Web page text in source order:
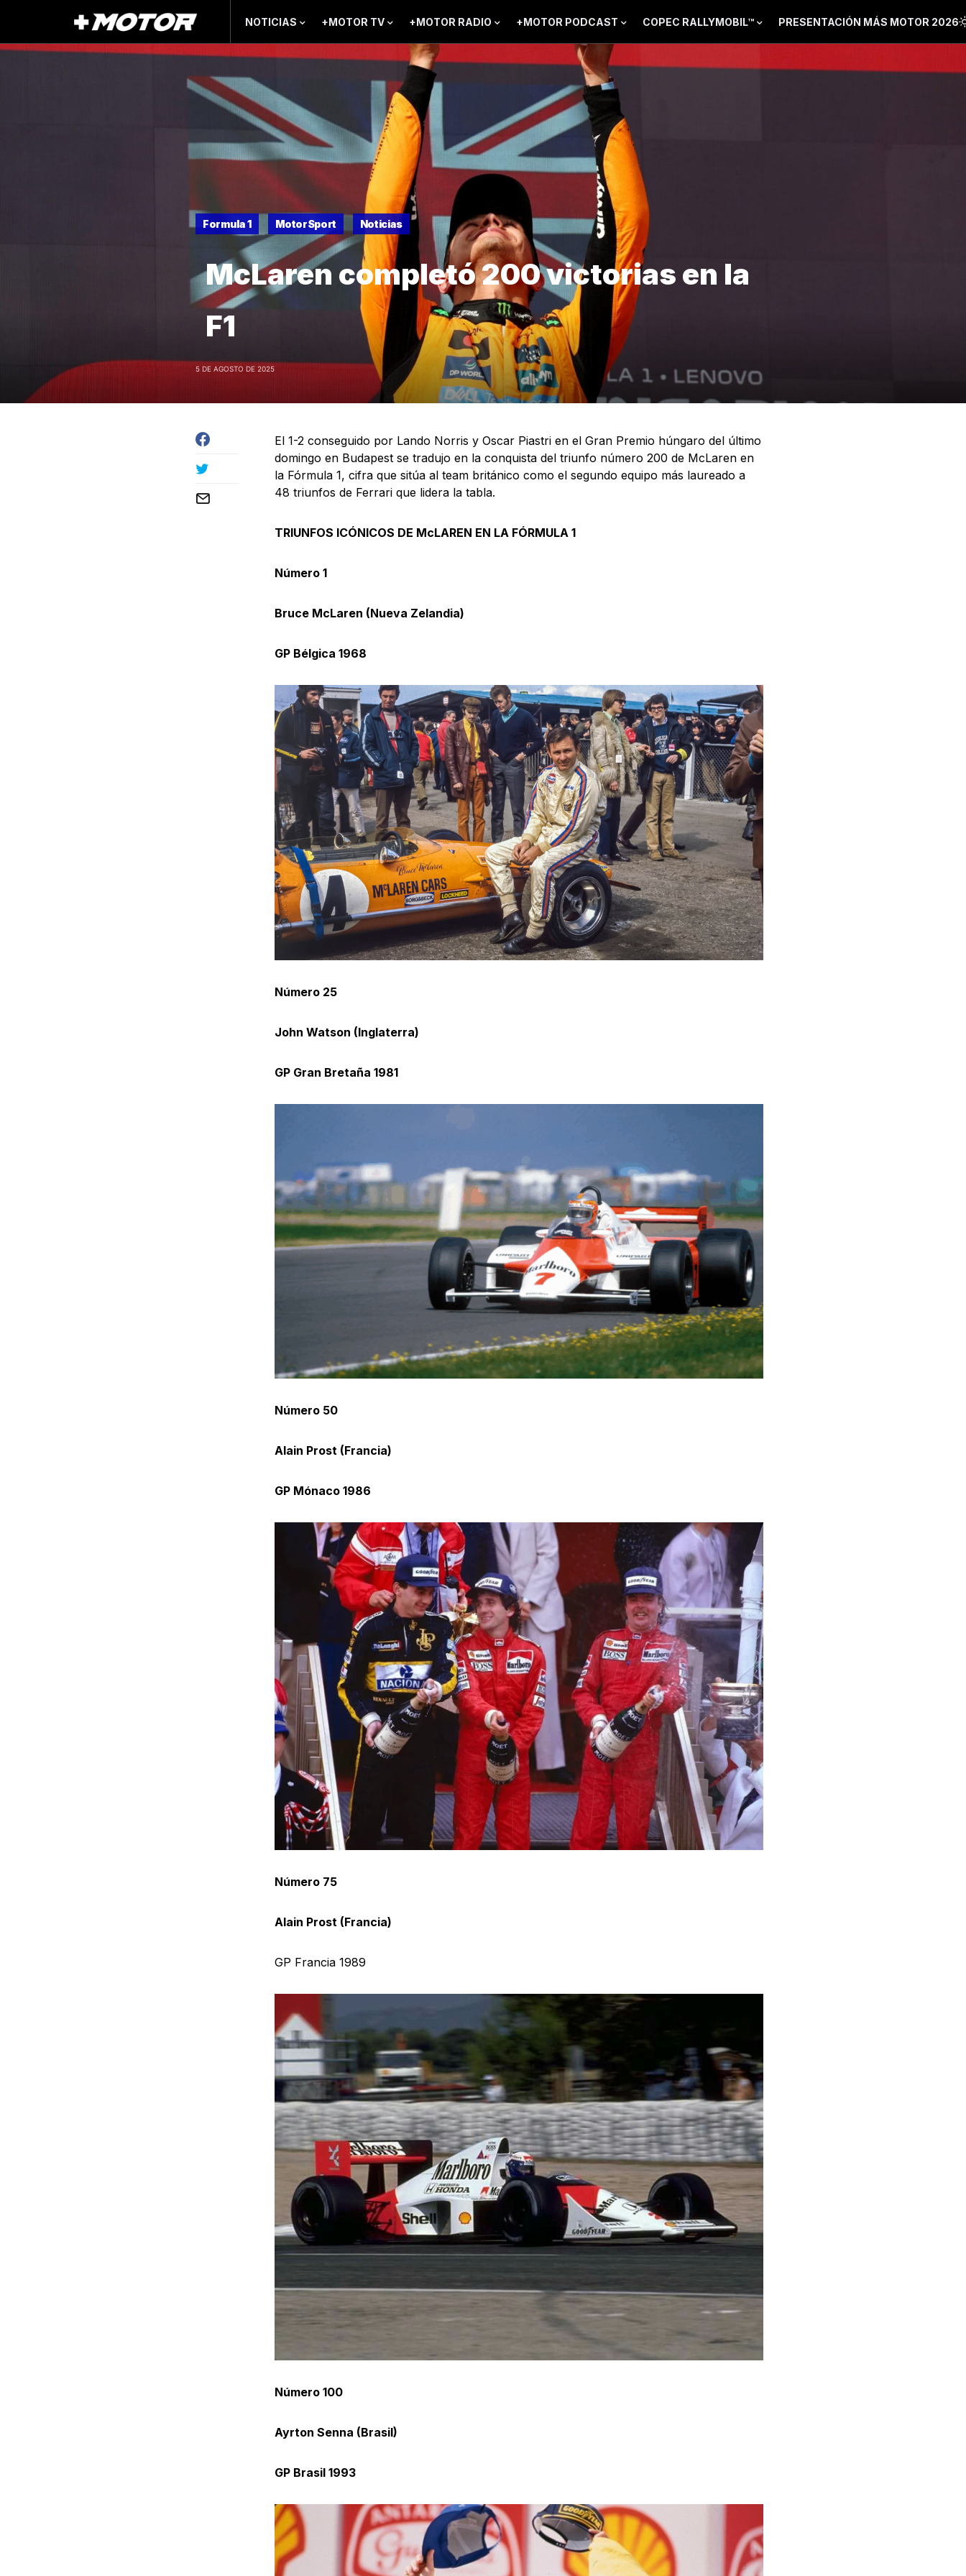
NOTICIAS +MOTOR TV +MOTOR RADIO +MOTOR PODCAST COPEC RALLYMOBIL™ PRESENTACIÓN MÁS MOTOR 2026
Formula 1 MotorSport Noticias
McLaren completó 200 victorias en la
F1
5 DE AGOSTO DE 2025
El 1-2 conseguido por Lando Norris y Oscar Piastri en el Gran Premio húngaro del último
domingo en Budapest se tradujo en la conquista del triunfo número 200 de McLaren en
la Fórmula 1, cifra que sitúa al team británico como el segundo equipo más laureado a
48 triunfos de Ferrari que lidera la tabla.
TRIUNFOS ICÓNICOS DE McLAREN EN LA FÓRMULA 1
Número 1
Bruce McLaren (Nueva Zelandia)
GP Bélgica 1968
Número 25
John Watson (Inglaterra)
GP Gran Bretaña 1981
Número 50
Alain Prost (Francia)
GP Mónaco 1986
Número 75
Alain Prost (Francia)
GP Francia 1989
Número 100
Ayrton Senna (Brasil)
GP Brasil 1993